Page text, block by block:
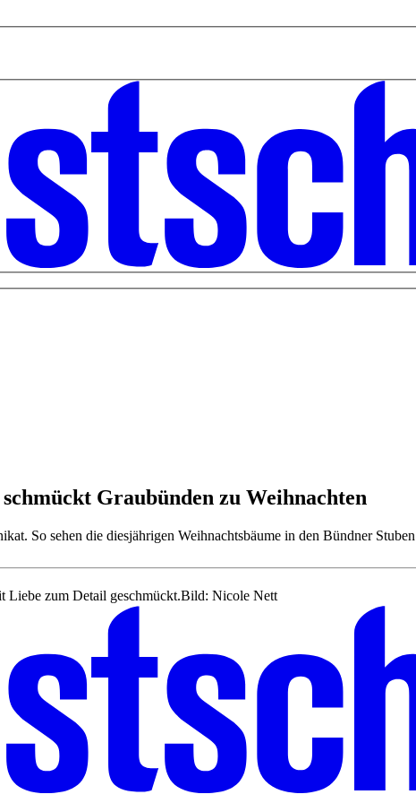
Graubünden zu Weihnachten
So sehen die diesjährigen Weihnachtsbäume in den Bündner
Liebe zum Detail geschmückt.Bild: Nicole Nett